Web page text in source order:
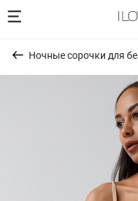
Ночные сорочки для